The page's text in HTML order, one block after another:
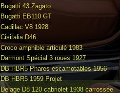
Bugatti 43 Zagato
Bugatti EB110 GT
Cadillac V8 1928
Cisitalia D46
Croco amphibie articulé 1983
Darmont Spécial 3 roues 1927
DB HBR5 Phares escamotables 1956
DB HBR5 1959 Projet
Delage D8 120 cabriolet 1938 carrossée